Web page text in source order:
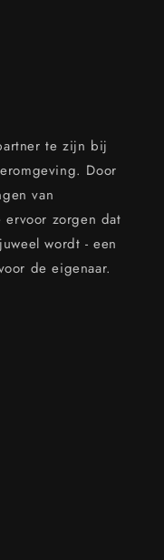
te zijn bij
Door
van
zorgen dat
wordt - een
de eigenaar.